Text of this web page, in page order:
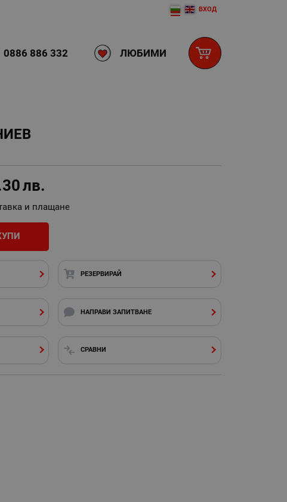
ВХОД
0886 886 332 ЛЮБИМИ
лв.
и плащане
РЕЗЕРВИРАЙ
НАПРАВИ ЗАПИТВАНЕ
СРАВНИ